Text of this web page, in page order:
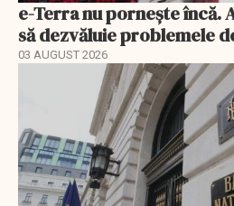
e-Terra nu pornește încă.
să dezvăluie problemele
03 AUGUST 2026